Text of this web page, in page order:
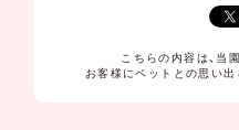
こちらの内容は、当
お客様にペットとの思い